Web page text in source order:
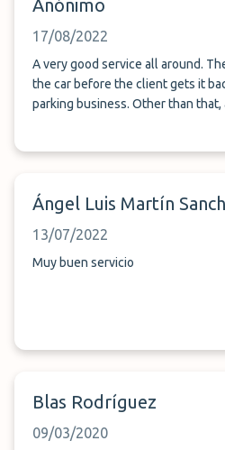
Anónimo
17/08/2022
A very good service all around. They should offer washing
the car before the client gets it
parking business. Other than that,
Ángel Luis Martín
13/07/2022
Muy buen servicio
Blas Rodríguez
09/03/2020